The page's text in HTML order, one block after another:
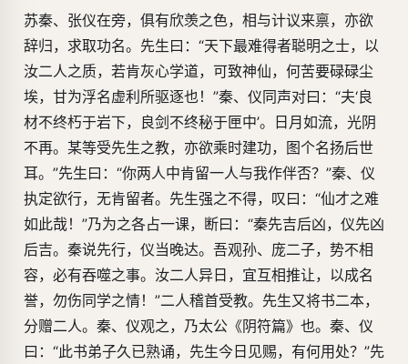
苏秦、张仪在旁，俱有欣羡之色，相与计议来禀，亦欲
辞归，求取功名。先生曰：“天下最难得者聪明之士，以
汝二人之质，若肯灰心学道，可致神仙，何苦要碌碌尘
埃，甘为浮名虚利所驱逐也！”秦、仪同声对曰：“夫‘良
材不终朽于岩下，良剑不终秘于匣中’。日月如流，光阴
不再。某等受先生之教，亦欲乘时建功，图个名扬后世
耳。”先生曰：“你两人中肯留一人与我作伴否？”秦、仪
执定欲行，无肯留者。先生强之不得，叹曰：“仙才之难
如此哉！”乃为之各占一课，断曰：“秦先吉后凶，仪先凶
后吉。秦说先行，仪当晚达。吾观孙、庞二子，势不相
容，必有吞噬之事。汝二人异日，宜互相推让，以成名
誉，勿伤同学之情！”二人稽首受教。先生又将书二本，
分赠二人。秦、仪观之，乃太公《阴符篇》也。秦、仪
曰：“此书弟子久已熟诵，先生今日见赐，有何用处？”先